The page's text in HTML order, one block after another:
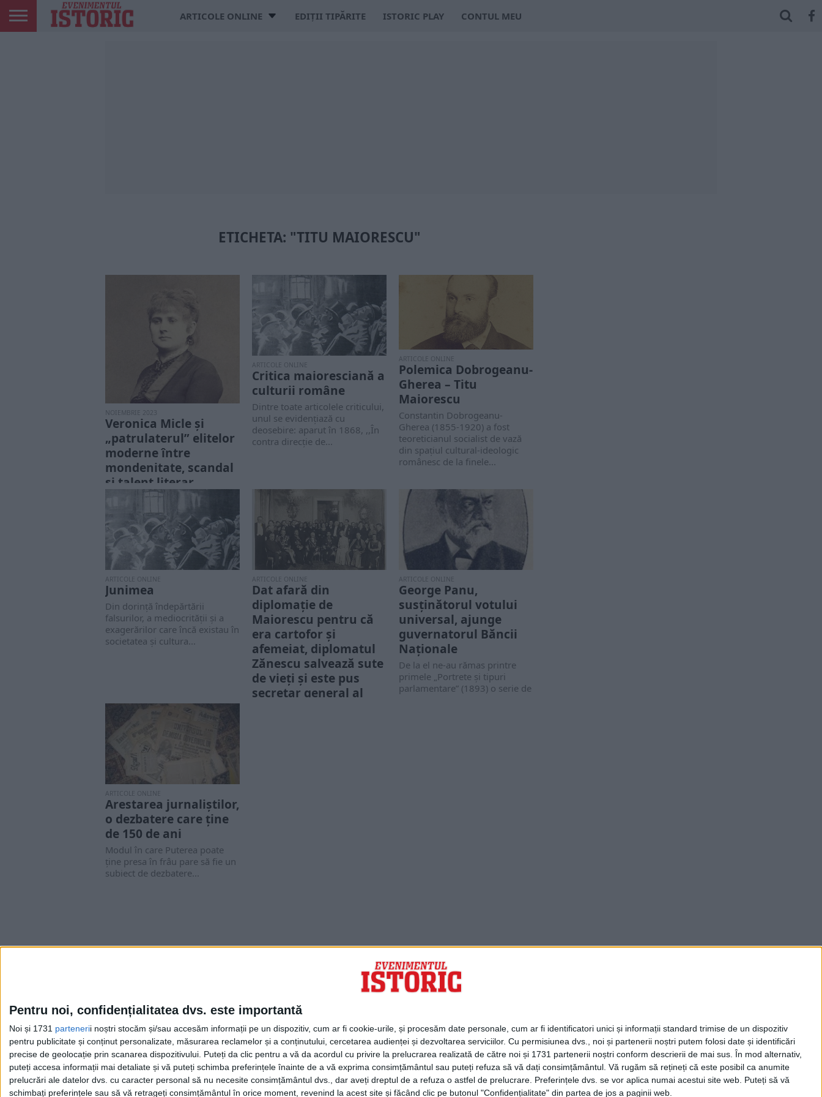
Pentru noi, confidențialitatea dvs. este importantă
Noi și 1731 partenerii noștri stocăm și/sau accesăm informații pe un dispozitiv, cum ar fi cookie-urile, și procesăm date personale, cum ar fi identificatori unici și informații standard trimise de un dispozitiv
pentru publicitate și conținut personalizate, măsurarea reclamelor și a conținutului, cercetarea audienței și dezvoltarea serviciilor. Cu permisiunea dvs., noi și partenerii noștri putem folosi date și identificări
precise de geolocație prin scanarea dispozitivului. Puteți da clic pentru a vă da acordul cu privire la prelucrarea realizată de către noi și 1731 partenerii noștri conform descrierii de mai sus. În mod alternativ,
puteți accesa informații mai detaliate și vă puteți schimba preferințele înainte de a vă exprima consimțământul sau puteți refuza să vă dați consimțământul. Vă rugăm să rețineți că este posibil ca anumite
prelucrări ale datelor dvs. cu caracter personal să nu necesite consimțământul dvs., dar aveți dreptul de a refuza o astfel de prelucrare. Preferințele dvs. se vor aplica numai acestui site web. Puteți să vă
schimbați preferințele sau să vă retrageți consimțământul în orice moment, revenind la acest site și făcând clic pe butonul "Confidențialitate" din partea de jos a paginii web.
ARTICOLE ONLINE EDIȚII TIPĂRITE ISTORIC PLAY CONTUL MEU
ETICHETA: "TITU MAIORESCU"
NOIEMBRIE 2023
Veronica Micle și
„patrulaterul” elitelor
moderne între
mondenitate, scandal
și talent literar
Nu putem spune că Veronica
Micle a fost vreun talent literar
deosebit. Nu a excelat în...
ARTICOLE ONLINE
Critica maioresciană a
culturii române
Dintre toate articolele criticului,
unul se evidențiază cu
deosebire: aparut în 1868, ,,În
contra direcție de...
ARTICOLE ONLINE
Polemica Dobrogeanu-
Gherea – Titu
Maiorescu
Constantin Dobrogeanu-
Gherea (1855-1920) a fost
teoreticianul socialist de vază
din spațiul cultural-ideologic
românesc de la finele...
ARTICOLE ONLINE
Junimea
Din dorință îndepărtării
falsurilor, a mediocrității și a
exagerărilor care încă existau în
societatea și cultura...
ARTICOLE ONLINE
Dat afară din
diplomație de
Maiorescu pentru că
era cartofor și
afemeiat, diplomatul
Zănescu salvează sute
de vieți și este pus
secretar general al
ARTICOLE ONLINE
George Panu,
susținătorul votului
universal, ajunge
guvernatorul Băncii
Naționale
De la el ne-au rămas printre
primele „Portrete şi tipuri
parlamentare” (1893) o serie de
ARTICOLE ONLINE
Arestarea jurnaliștilor,
o dezbatere care ține
de 150 de ani
Modul în care Puterea poate
ține presa în frâu pare să fie un
subiect de dezbatere...
Cea mai mare revistă de istorie din Europa!.
Media KIT
Evenimentul Zilei
Doctorul Zilei
Infofinanciar
Infoactual
Editura de carte
EVZ Comunicate
Capital Comunicate
Animal Zoo